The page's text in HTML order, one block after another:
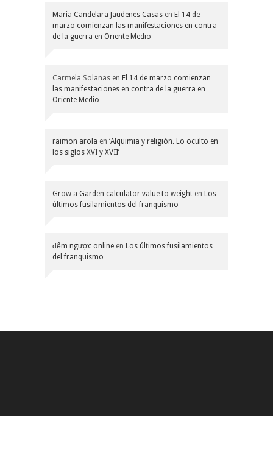
Maria Candelara Jaudenes Casas en El 14 de
marzo comienzan las manifestaciones en contra
de la guerra en Oriente Medio
Carmela Solanas en El 14 de marzo comienzan
las manifestaciones en contra de la guerra en
Oriente Medio
raimon arola en ‘Alquimia y religión. Lo oculto en
los siglos XVI y XVII’
Grow a Garden calculator value to weight en Los
últimos fusilamientos del franquismo
đếm ngược online en Los últimos fusilamientos
del franquismo